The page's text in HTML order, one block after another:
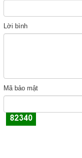
Lời bình
Mã bảo mật